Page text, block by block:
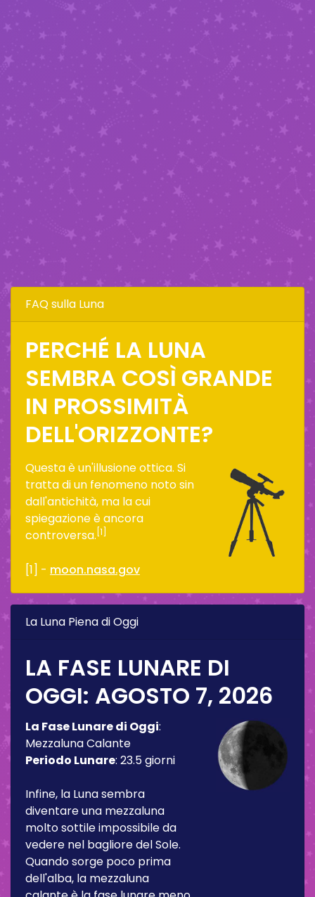
FAQ sulla Luna
PERCHÉ LA LUNA
SEMBRA COSÌ GRANDE
IN PROSSIMITÀ
DELL'ORIZZONTE?
Questa è un'illusione ottica. Si
tratta di un fenomeno noto sin
dall'antichità, ma la cui
spiegazione è ancora
controversa. [1]
[1] - moon.nasa.gov
La Luna Piena di Oggi
LA FASE LUNARE DI
OGGI: AGOSTO 7, 2026
La Fase Lunare di Oggi:
Mezzaluna Calante
Periodo Lunare: 23.5 giorni
Infine, la Luna sembra
diventare una mezzaluna
molto sottile impossibile da
vedere nel bagliore del Sole.
Quando sorge poco prima
dell'alba, la mezzaluna